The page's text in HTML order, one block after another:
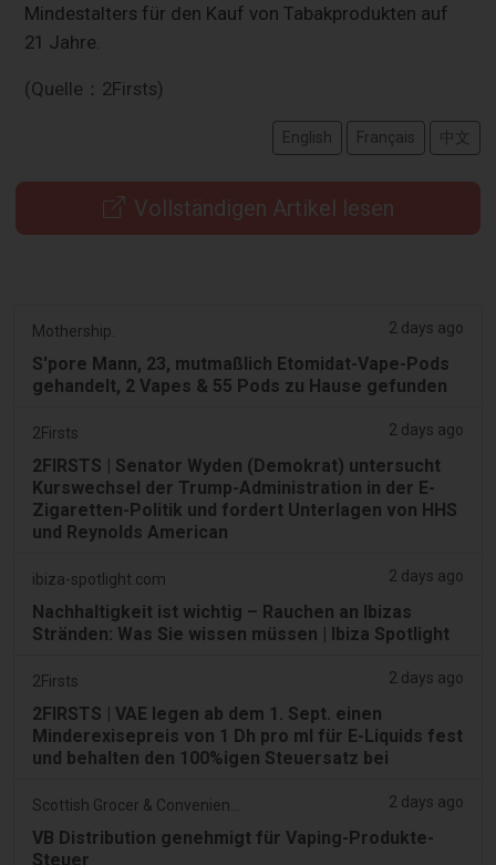
Mindestalters für den Kauf von Tabakprodukten auf
21 Jahre.
(Quelle：2Firsts)
English Français 中文
Vollständigen Artikel lesen
Mothership. 2 days ago
S'pore Mann, 23, mutmaßlich Etomidat-Vape-Pods
gehandelt, 2 Vapes & 55 Pods zu Hause gefunden
2Firsts 2 days ago
2FIRSTS | Senator Wyden (Demokrat) untersucht
Kurswechsel der Trump-Administration in der E-
Zigaretten-Politik und fordert Unterlagen von HHS
und Reynolds American
ibiza-spotlight.com 2 days ago
Nachhaltigkeit ist wichtig – Rauchen an Ibizas
Stränden: Was Sie wissen müssen | Ibiza Spotlight
2Firsts 2 days ago
2FIRSTS | VAE legen ab dem 1. Sept. einen
Minderexisepreis von 1 Dh pro ml für E-Liquids fest
und behalten den 100%igen Steuersatz bei
2 days ago
VB Distribution genehmigt für Vaping-Produkte-
Steuer